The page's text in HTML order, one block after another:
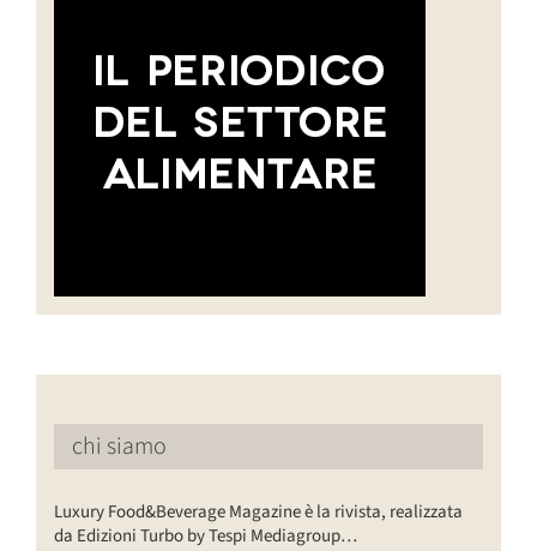
chi siamo
Luxury Food&Beverage Magazine è la rivista, realizzata
da Edizioni Turbo by Tespi Mediagroup…